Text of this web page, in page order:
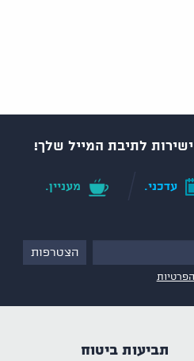
לתיבת המייל שלך!
עדכני. מעניין.
תביעות ביטוח